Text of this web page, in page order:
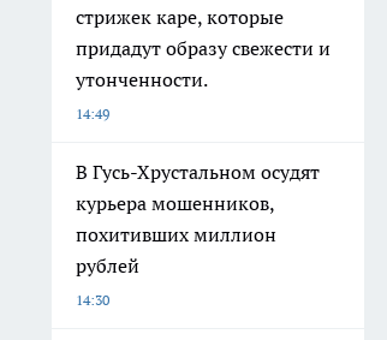
стрижек каре, которые
придадут образу свежести и
утонченности.
14:49
В Гусь-Хрустальном осудят
курьера мошенников,
похитивших миллион
рублей
14:30